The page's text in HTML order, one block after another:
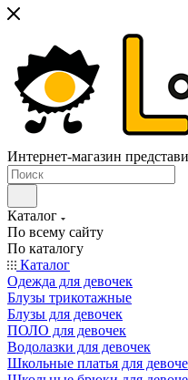
Интернет-магазин
Каталог
По всему сайту
По каталогу
Каталог
Одежда для девочек
Блузы трикотажные
Блузы для девочек
ПОЛО для девочек
Водолазки для девочек
Школьные платья для